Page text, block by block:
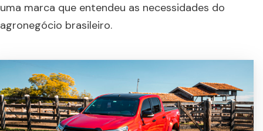
uma marca que entendeu as necessidades do
agronegócio brasileiro.